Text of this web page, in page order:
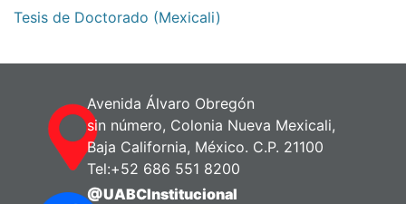
Tesis de Doctorado (Mexicali)
Avenida Álvaro Obregón
sin número, Colonia Nueva Mexicali,
Baja California, México. C.P. 21100
Tel:+52 686 551 8200
@UABCInstitucional